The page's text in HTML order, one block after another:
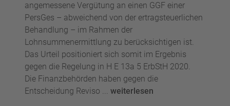
angemessene Vergütung an einen GGF einer
PersGes – abweichend von der ertragsteuerlichen
Behandlung – im Rahmen der
Lohnsummenermittlung zu berücksichtigen ist.
Das Urteil positioniert sich somit im Ergebnis
gegen die Regelung in H E 13a 5 ErbStH 2020.
Die Finanzbehörden haben gegen die
Entscheidung Reviso ... weiterlesen